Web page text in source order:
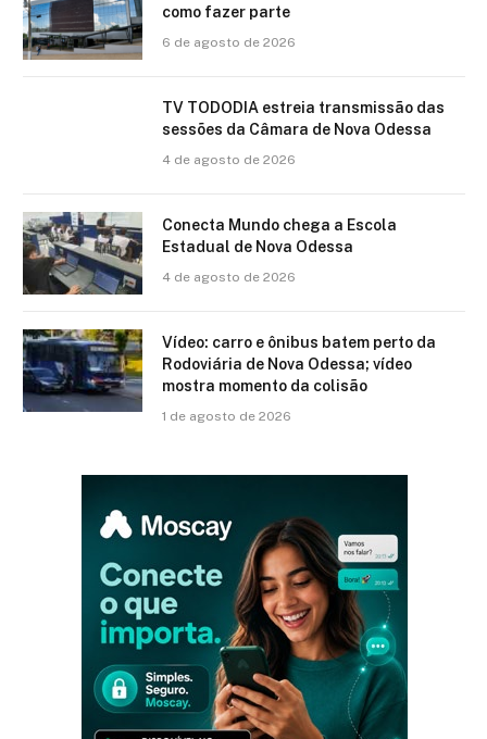
como fazer parte
6 de agosto de 2026
TV TODODIA estreia transmissão das
sessões da Câmara de Nova Odessa
4 de agosto de 2026
Conecta Mundo chega a Escola
Estadual de Nova Odessa
4 de agosto de 2026
Vídeo: carro e ônibus batem perto da
Rodoviária de Nova Odessa; vídeo
mostra momento da colisão
1 de agosto de 2026